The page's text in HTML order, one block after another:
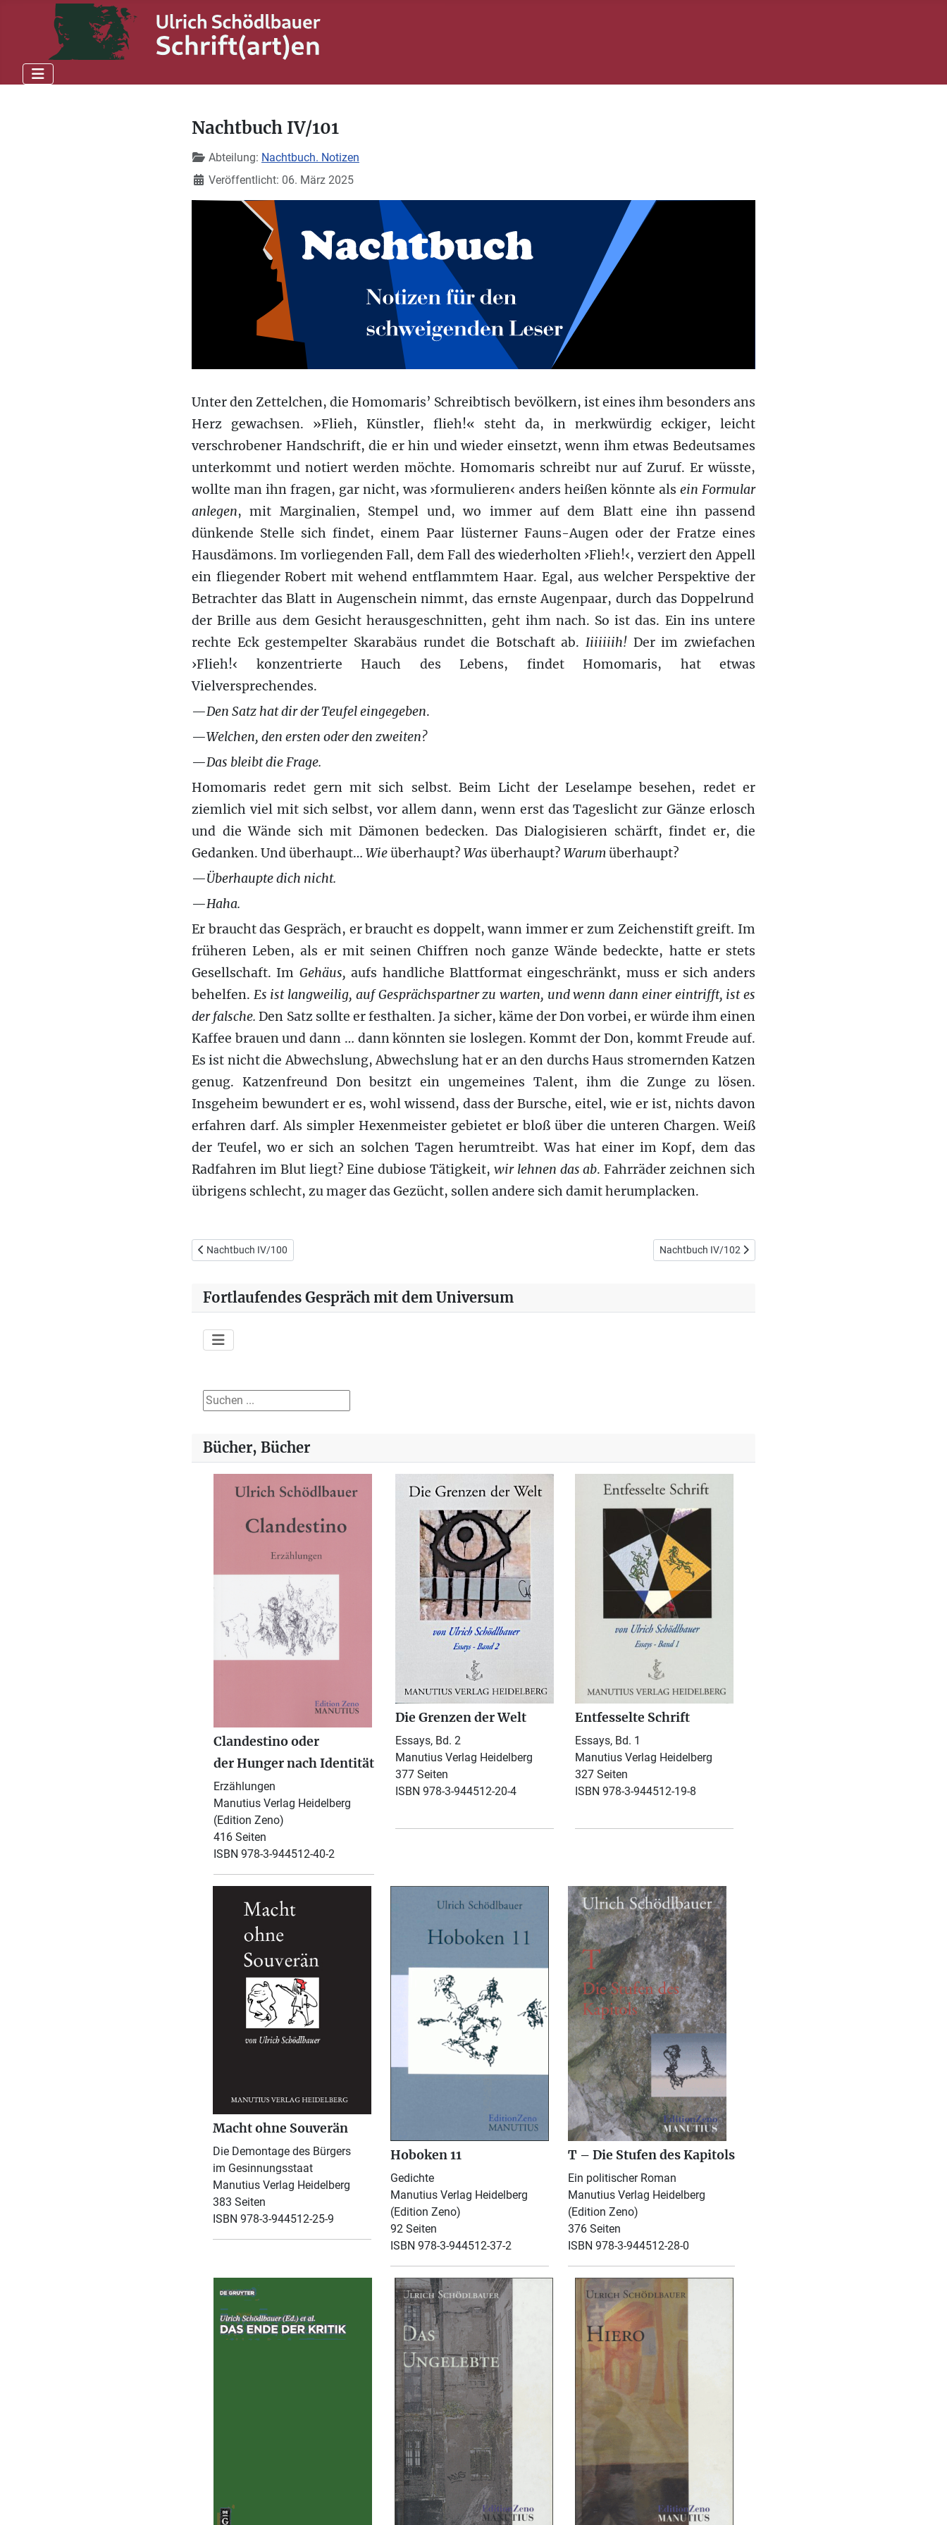
Nachtbuch IV/101
DetailsAbteilung: Nachtbuch. Notizen
Veröffentlicht: 06. März 2025
Unter den Zettelchen, die Homomaris’ Schreibtisch bevölkern, ist eines ihm besonders ans
Herz gewachsen. »Flieh, Künstler, flieh!« steht da, in merkwürdig eckiger, leicht
verschrobener Handschrift, die erhin und wieder einsetzt, wenn ihm etwasBedeutsames
unterkommt und notiert werden möchte. Homomaris schreibt nur auf Zuruf. Er wüsste,
wollte man ihn fragen, gar nicht, was ›formulieren‹ anders heißen könnte alsein Formular
anlegen,mit Marginalien, Stempel und, wo immer auf dem Blatteine ihnpassend
dünkende Stelle sich findet, einem Paar lüsterner Fauns-Augen oder der Fratze eines
Hausdämons. Im vorliegendenFall, dem Fall deswiederholten›Flieh!‹, verziert denAppell
ein fliegender Robertmitwehend entflammtem Haar.Egal, aus welcher Perspektiveder
Betrachter das Blatt in Augenschein nimmt, das ernsteAugenpaar,durch das Doppelrund
der Brille aus dem Gesicht herausgeschnitten, geht ihm nach. So ist das. Ein ins untere
rechte Eck gestempelter Skarabäus rundetdie Botschaft ab.Iiiiiiih! Der im zwiefachen
›Flieh!‹ konzentrierte Hauch des Lebens, findet Homomaris, hat etwas
Vielversprechendes.
—Den Satz hat dir der Teufel eingegeben.
—Welchen, den ersten oder den zweiten?
—Das bleibt die Frage.
Homomaris redet gern mit sich selbst. Beim Licht der Leselampe besehen, redet er
ziemlich viel mit sich selbst, vor allem dann, wenn erst das Tageslicht zur Gänze erlosch
und die Wände sich mit Dämonen bedecken. Das Dialogisieren schärft, findet er, die
Gedanken. Und überhaupt… Wieüberhaupt? Was überhaupt? Warumüberhaupt?
—Überhaupte dich nicht.
—Haha.
Er braucht das Gespräch, er braucht es doppelt, wann immer er zum Zeichenstift greift. Im
früheren Leben, als er mit seinen Chiffren noch ganze Wände bedeckte, hatte er stets
Gesellschaft. Im Gehäus, aufs handliche Blattformat eingeschränkt, muss er sich anders
behelfen. Es ist langweilig, auf Gesprächspartner zuwarten, und wenn dann einer eintrifft, ist es
der falsche. Den Satz sollte er festhalten. Ja sicher, käme der Don vorbei, er würde ihm einen
Kaffee brauen und dann … dann könnten sie loslegen. Kommt der Don, kommt Freude auf.
Es ist nicht die Abwechslung, Abwechslung hat er an den durchs Haus stromernden Katzen
genug. Katzenfreund Don besitzt ein ungemeines Talent, ihm die Zunge zu lösen.
Insgeheim bewundert er es, wohl wissend, dass der Bursche, eitel, wie er ist, nichts davon
erfahren darf. Als simpler Hexenmeister gebietet er bloß über die unteren Chargen. Weiß
der Teufel, wo er sich an solchen Tagen herumtreibt. Was hat einer im Kopf, dem das
Radfahren im Blut liegt? Eine dubiose Tätigkeit, wir lehnen das ab. Fahrräder zeichnen sich
übrigens schlecht, zu mager das Gezücht, sollen andere sich damit herumplacken.
Vorheriger Beitrag: Nachtbuch IV/100
Nachtbuch IV/100 Nächster Beitrag: Nachtbuch IV/102
Nachtbuch IV/102
Fortlaufendes Gespräch mit dem Universum
Suchen ...
Bücher, Bücher
Clandestino oder
der Hunger nach Identität
Erzählungen
Manutius Verlag Heidelberg
(Edition Zeno)
416 Seiten
ISBN 978-3-944512-40-2
Die Grenzen der Welt
Essays, Bd. 2
Manutius Verlag Heidelberg
377 Seiten
ISBN 978-3-944512-20-4
Entfesselte Schrift
Essays, Bd. 1
Manutius Verlag Heidelberg
327 Seiten
ISBN 978-3-944512-19-8
Macht ohne Souverän
Die Demontage des Bürgers
im Gesinnungsstaat
Manutius Verlag Heidelberg
383 Seiten
ISBN 978-3-944512-25-9
Hoboken 11
Gedichte
Manutius Verlag Heidelberg
(Edition Zeno)
92 Seiten
ISBN 978-3-944512-37-2
T – Die Stufen des Kapitols
Ein politischer Roman
Manutius Verlag Heidelberg
(Edition Zeno)
376 Seiten
ISBN 978-3-944512-28-0